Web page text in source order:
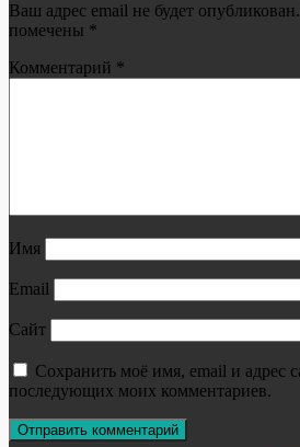
Ваш адрес email не будет опубликован.
помечены *
Комментарий *
Имя
Email
Сайт
Сохранить моё имя, email и адрес
последующих моих комментариев.